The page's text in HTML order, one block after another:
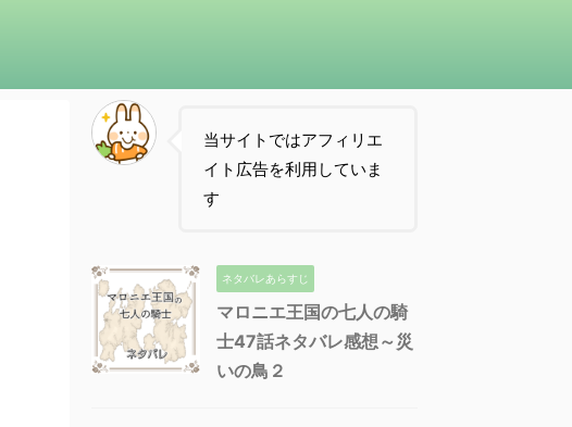
当サイトではアフィリエ
イト広告を利用していま
す
ネタバレあらすじ
マロニエ王国の七人の騎
士47話ネタバレ感想～災
いの鳥２